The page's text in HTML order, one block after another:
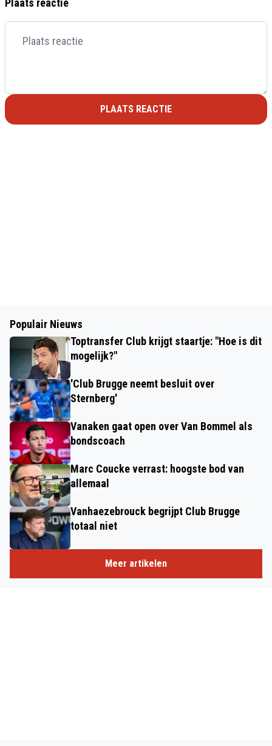
Plaats reactie
PLAATS REACTIE
Populair Nieuws
Toptransfer Club krijgt staartje: "Hoe is dit
mogelijk?"
'Club Brugge neemt besluit over
Sternberg'
Vanaken gaat open over Van Bommel als
bondscoach
Marc Coucke verrast: hoogste bod van
allemaal
Vanhaezebrouck begrijpt Club Brugge
totaal niet
Meer artikelen